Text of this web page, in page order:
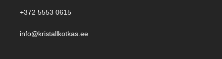
+372 5553 0615
info@kristallkotkas.ee